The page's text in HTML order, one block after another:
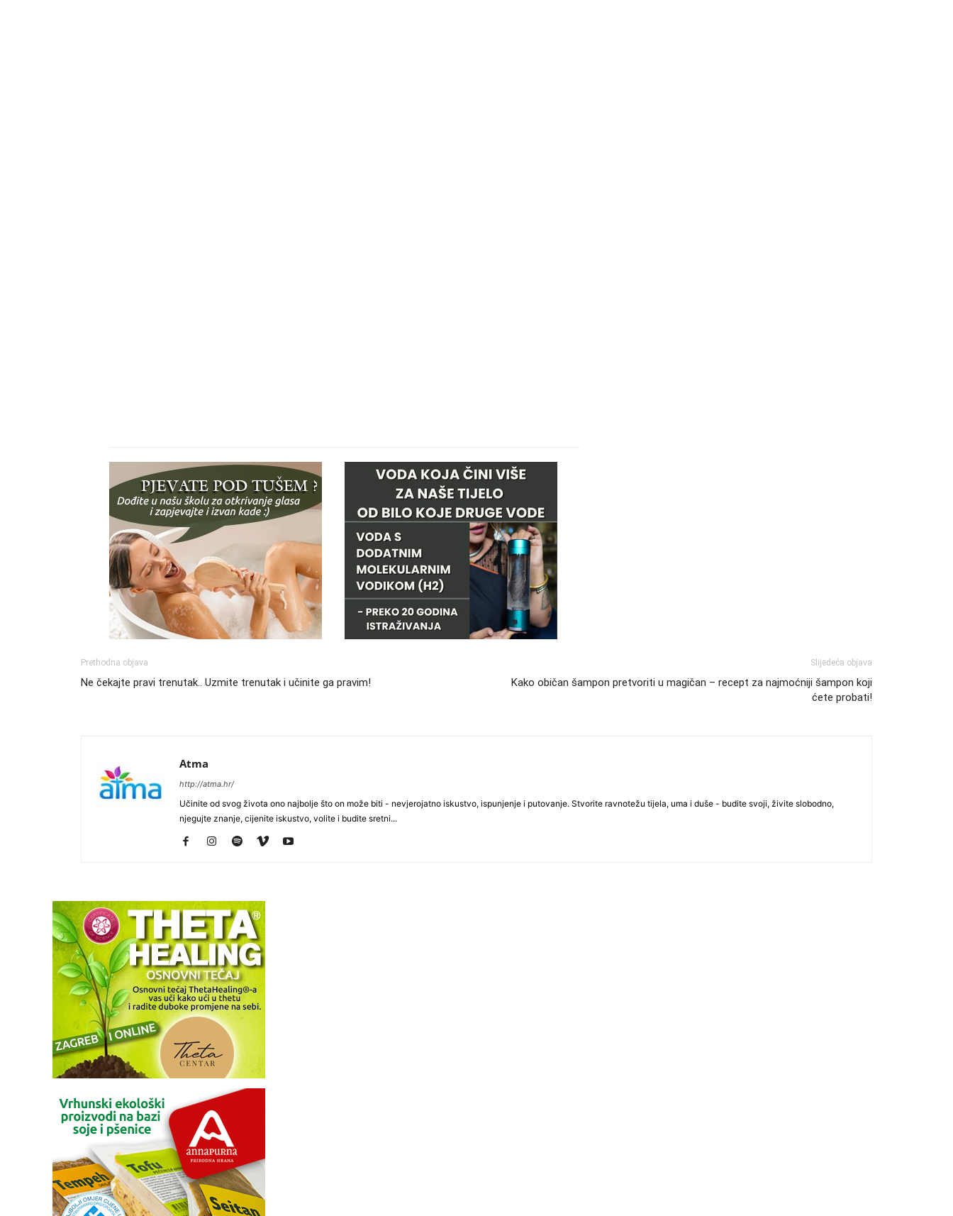
Prethodna objava
Ne čekajte pravi trenutak.. Uzmite trenutak i učinite ga pravim!
Slijedeća objava
Kako običan šampon pretvoriti u magičan – recept za najmoćniji šampon koji
ćete probati!
Atma
http://atma.hr/
Učinite od svog života ono najbolje što on može biti - nevjerojatno iskustvo, ispunjenje i putovanje. Stvorite ravnotežu tijela, uma i duše - budite svoji, živite slobodno,
njegujte znanje, cijenite iskustvo, volite i budite sretni...